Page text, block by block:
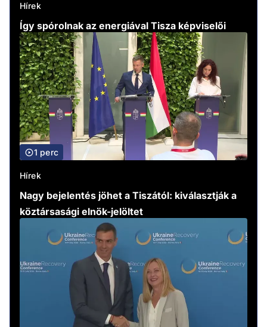
Hírek
Így spórolnak az energiával Tisza képviselői
1 perc
Hírek
Nagy bejelentés jöhet a Tiszától: kiválasztják a
köztársasági elnök-jelöltet